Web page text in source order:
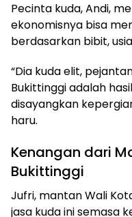
Pecinta kuda, Andi,
ekonomisnya bisa
berdasarkan bibit,
“Dia kuda elit,
Bukittinggi adalah
disayangkan
haru.
Kenangan dari
Bukittinggi
Jufri, mantan Wali
jasa kuda ini semasa